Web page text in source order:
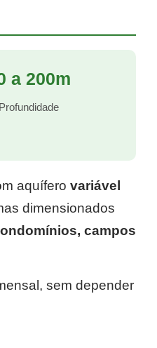
a 200m
Profundidade
aquífero variável
dimensionados
campos
sem depender